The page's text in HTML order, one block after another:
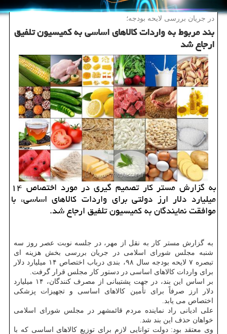
در جریان بررسی لایحه بودجه؛
بند مربوط به واردات كالاهای اساسی به كمیسیون تلفیق
ارجاع شد
به گزارش مستر كار تصمیم گیری در مورد اختصاص ۱۴
میلیارد دلار ارز دولتی برای واردات كالاهای اساسی، با
موافقت نمایندگان به كمیسیون تلفیق ارجاع شد.
به گزارش مستر كار به نقل از مهر، در جلسه نوبت عصر روز سه
شنبه مجلس شورای اسلامی در جریان بررسی بخش هزینه ای
تبصره ۷ لایحه بودجه سال ۹۸، بندی درباب اختصاص ۱۴ میلیارد دلار
برای واردات كالاهای اساسی در دستور كار مجلس قرار گرفت.
بر اساس این بند، در جهت پشتیبانی از مصرف كنندگان، ۱۴ میلیارد
دلار ارز صرفاً برای تأمین كالاهای اساسی و تجهیزات پزشكی
اختصاص می یابد.
علی ادیانی راد نماینده مردم قائمشهر در مجلس شورای اسلامی
خواهان حذف این بند شد.
وی معتقد بود: دولت توانایی لازم برای توزیع كالاهای اساسی كه با